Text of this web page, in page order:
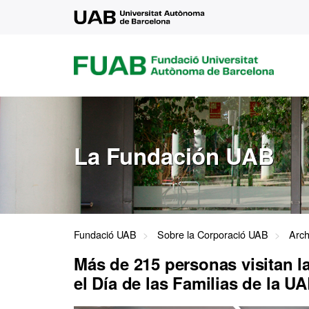
FUAB
FUNDACIÓ
UNIVERSITAT
AUTÒNOMA
BARCELONA
La Fundación UAB
Fundació UAB Sobre la Corporació UAB
Más de 215 personas visitan
el Día de las Familias de la